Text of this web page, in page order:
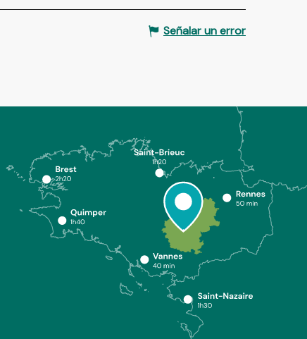
Señalar un error